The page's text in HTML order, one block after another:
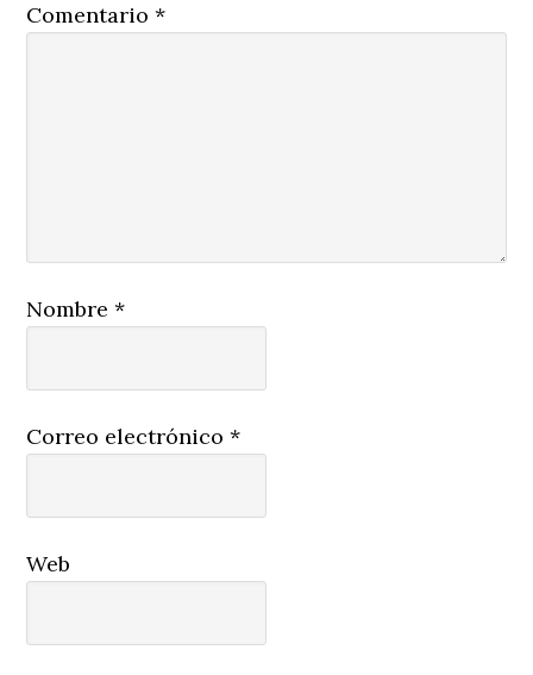
Comentario*
Nombre*
Correo electrónico*
Web